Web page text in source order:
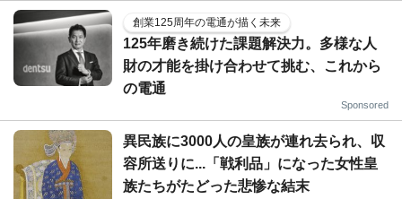
創業125周年の電通が描く未来
125年磨き続けた課題解決力。多様な人
財の才能を掛け合わせて挑む、これから
の電通
Sponsored
異民族に3000人の皇族が連れ去られ、収
容所送りに...「戦利品」になった女性皇
族たちがたどった悲惨な結末